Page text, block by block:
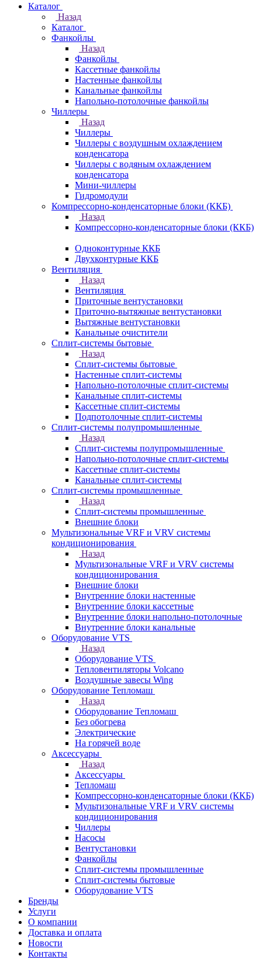
Каталог
Назад
Каталог
Фанкойлы
Назад
Фанкойлы
Кассетные фанкойлы
Настенные фанкойлы
Канальные фанкойлы
Напольно-потолочные фанкойлы
Чиллеры
Назад
Чиллеры
Чиллеры с воздушным охлаждением
конденсатора
Чиллеры с водяным охлаждением
конденсатора
Мини-чиллеры
Гидромодули
Компрессорно-конденсаторные блоки (ККБ)
Назад
Компрессорно-конденсаторные блоки (ККБ)
Одноконтурные ККБ
Двухконтурные ККБ
Вентиляция
Назад
Вентиляция
Приточные вентустановки
Приточно-вытяжные вентустановки
Вытяжные вентустановки
Канальные очистители
Сплит-системы бытовые
Назад
Сплит-системы бытовые
Настенные сплит-системы
Напольно-потолочные сплит-системы
Канальные сплит-системы
Кассетные сплит-системы
Подпотолочные сплит-системы
Сплит-системы полупромышленные
Назад
Сплит-системы полупромышленные
Напольно-потолочные сплит-системы
Кассетные сплит-системы
Канальные сплит-системы
Сплит-системы промышленные
Назад
Сплит-системы промышленные
Внешние блоки
Мультизональные VRF и VRV системы
кондиционирования
Назад
Мультизональные VRF и VRV системы
кондиционирования
Внешние блоки
Внутренние блоки настенные
Внутренние блоки кассетные
Внутренние блоки напольно-потолочные
Внутренние блоки канальные
Оборудование VTS
Назад
Оборудование VTS
Тепловентиляторы Volcano
Воздушные завесы Wing
Оборудование Тепломаш
Назад
Оборудование Тепломаш
Без обогрева
Электрические
На горячей воде
Аксессуары
Назад
Аксессуары
Тепломаш
Компрессорно-конденсаторные блоки (ККБ)
Мультизональные VRF и VRV системы
кондиционирования
Чиллеры
Насосы
Вентустановки
Фанкойлы
Сплит-системы промышленные
Сплит-системы бытовые
Оборудование VTS
Бренды
Услуги
О компании
Доставка и оплата
Новости
Контакты